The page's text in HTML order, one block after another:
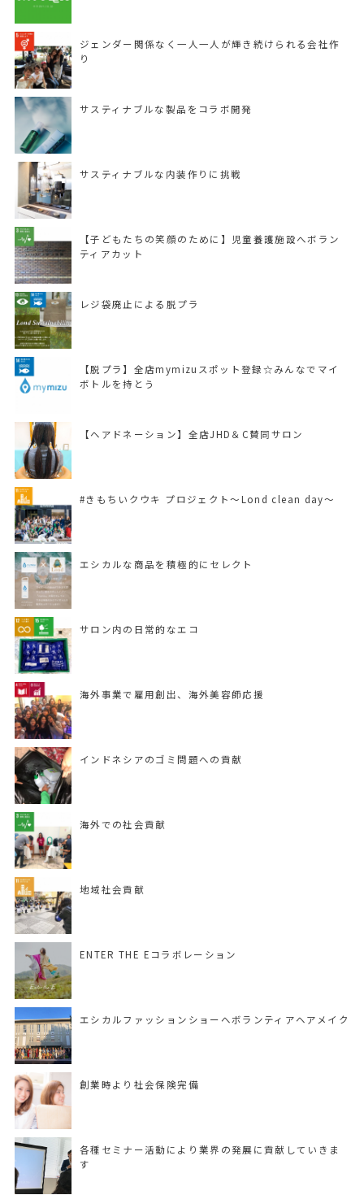
ジェンダー関係なく一人一人が輝き続けられる会社作
り
サスティナブルな製品をコラボ開発
サスティナブルな内装作りに挑戦
【子どもたちの笑顔のために】児童養護施設へボラン
ティアカット
レジ袋廃止による脱プラ
【脱プラ】全店mymizuスポット登録☆みんなでマイ
ボトルを持とう
【ヘアドネーション】全店JHD＆C賛同サロン
#きもちいクウキ プロジェクト〜Lond clean day〜
エシカルな商品を積極的にセレクト
サロン内の日常的なエコ
海外事業で雇用創出、海外美容師応援
インドネシアのゴミ問題への貢献
海外での社会貢献
地域社会貢献
ENTER THE Eコラボレーション
エシカルファッションショーへボランティアヘアメイク
創業時より社会保険完備
各種セミナー活動により業界の発展に貢献していきま
す